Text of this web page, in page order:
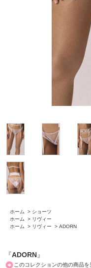
ホーム > ショーツ
ホーム
> リヴィー
ホーム
> リヴィー > ADORN
『ADORN』
このコレクションの他の商品を